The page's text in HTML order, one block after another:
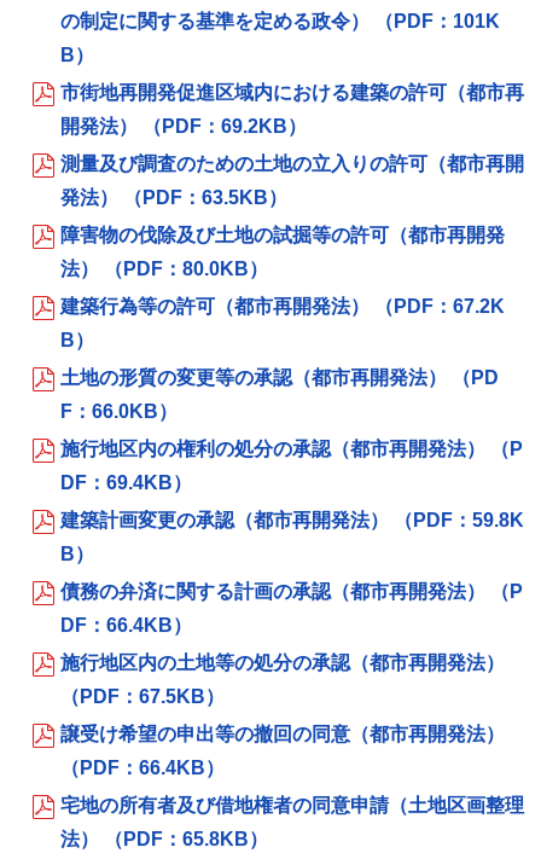
の制定に関する基準を定める政令） （PDF：101K
B）
市街地再開発促進区域内における建築の許可（都市再
開発法） （PDF：69.2KB）
測量及び調査のための土地の立入りの許可（都市再開
発法） （PDF：63.5KB）
障害物の伐除及び土地の試掘等の許可（都市再開発
法） （PDF：80.0KB）
建築行為等の許可（都市再開発法） （PDF：67.2K
B）
土地の形質の変更等の承認（都市再開発法） （PD
F：66.0KB）
施行地区内の権利の処分の承認（都市再開発法） （P
DF：69.4KB）
建築計画変更の承認（都市再開発法） （PDF：59.8K
B）
債務の弁済に関する計画の承認（都市再開発法） （P
DF：66.4KB）
施行地区内の土地等の処分の承認（都市再開発法）
（PDF：67.5KB）
譲受け希望の申出等の撤回の同意（都市再開発法）
（PDF：66.4KB）
宅地の所有者及び借地権者の同意申請（土地区画整理
法） （PDF：65.8KB）